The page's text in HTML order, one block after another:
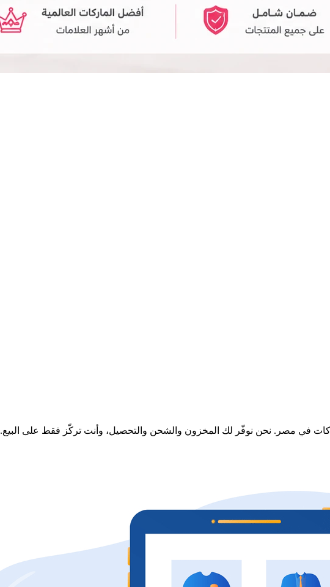
في مصر. نحن نوفّر لك المخزون والشحن والتحصيل، وأنت تركّز فقط على البيع.